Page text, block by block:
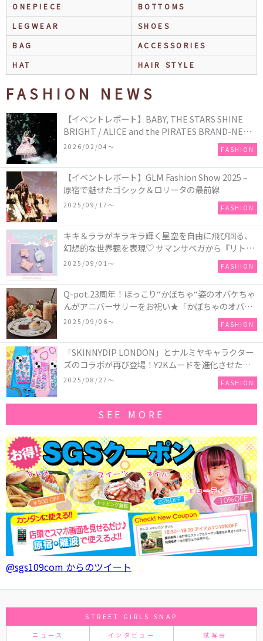
ONEPIECE
BOTTOMS
LEGWEAR
SHOES
BAG
ACCESSORIES
HAT
HAIR STYLE
FASHION NEWS
【イベントレポート】BABY, THE STARS SHINE
BRIGHT / ALICE and the PIRATES BRAND-NEW
COLLECTION in TOKYO
2026/02/04〜 FASHION
【イベントレポート】GLM Fashion Show 2025 –
原宿で魅せたゴシック＆ロリータの最前線
2025/09/17〜 FASHION
キキ＆ララがキラキラ輝く星空を自由に飛び回る、
幻想的な世界観を表現♡ サマンサベガから『リトル
ツインスターズ』50周年アニバーサリーイヤー』を
2025/09/01〜 FASHION
Q-pot.23周年！ほっこり“かぼちゃ“姿のオバケちゃ
んがアニバーサリーをお祝い★「かぼちゃのオバケ
ーキアクセサリー」が新発売！Q-pot CAFE.では
「かぼちゃのオバケーキプレート」も登場
2025/09/06〜 FASHION
「SKINNYDIP LONDON」とナルミヤキャラクター
ズのコラボが再び登場！Y2Kムードを進化させた新
作コレクションを発売♪
2025/08/27〜 FASHION
SEE MORE
@sgs109com からのツイート
STREET GIRLS SNAP
ニュース インタビュー 試写会